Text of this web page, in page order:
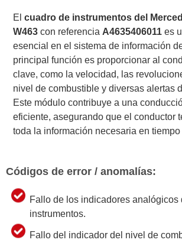
Elcuadro de instrumentos del
W463con referencia A4635406011 es
esencial en el sistema de información
principal función es proporcionar al
clave, como la velocidad, las
nivel de combustible y diversas alertas
Este módulo contribuye a una
eficiente, asegurando que el conductor
toda la información necesaria en tiempo
Códigos de error / anomalías:
Fallo de los indicadores analógicos
instrumentos.
Fallo del indicador del nivel de